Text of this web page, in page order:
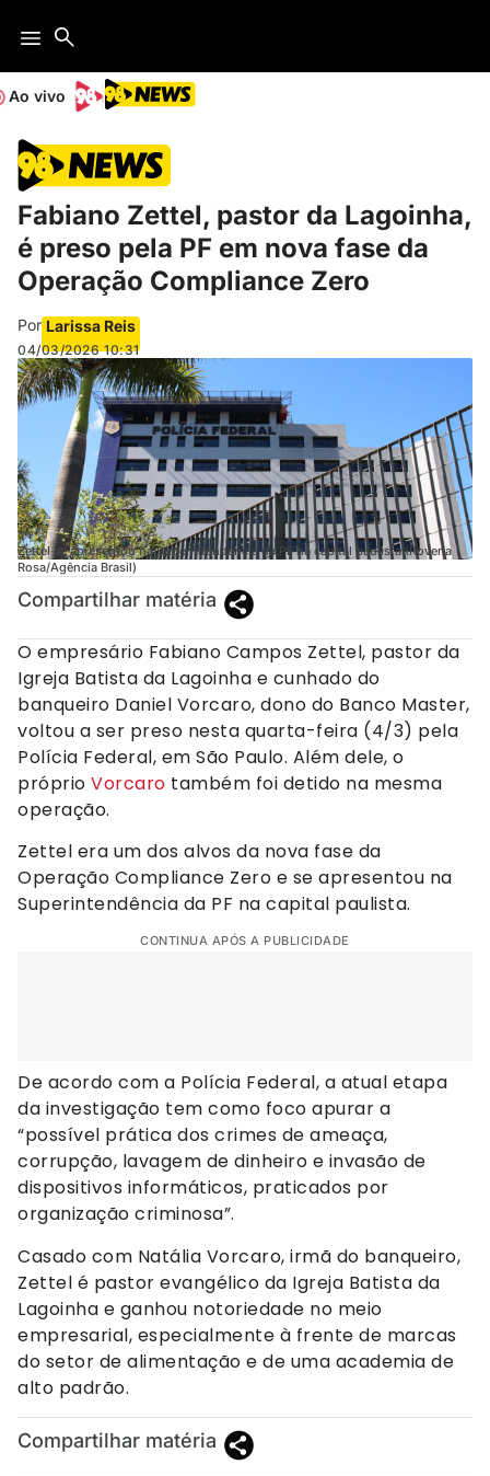
Ao vivo
Fabiano Zettel, pastor da Lagoinha,
é preso pela PF em nova fase da
Operação Compliance Zero
Por Larissa Reis
04/03/2026 10:31
Zettel se apresentou na Superintendência da PF na capital paulista (Rovena
Rosa/Agência Brasil)
Compartilhar matéria
O empresário Fabiano Campos Zettel, pastor da
Igreja Batista da Lagoinha e cunhado do
banqueiro Daniel Vorcaro, dono do Banco Master,
voltou a ser preso nesta quarta-feira (4/3) pela
Polícia Federal, em São Paulo. Além dele, o
próprio Vorcaro também foi detido na mesma
operação.
Zettel era um dos alvos da nova fase da
Operação Compliance Zero e se apresentou na
Superintendência da PF na capital paulista.
CONTINUA APÓS A PUBLICIDADE
De acordo com a Polícia Federal, a atual etapa
da investigação tem como foco apurar a
“possível prática dos crimes de ameaça,
corrupção, lavagem de dinheiro e invasão de
dispositivos informáticos, praticados por
organização criminosa”.
Casado com Natália Vorcaro, irmã do banqueiro,
Zettel é pastor evangélico da Igreja Batista da
Lagoinha e ganhou notoriedade no meio
empresarial, especialmente à frente de marcas
do setor de alimentação e de uma academia de
alto padrão.
Compartilhar matéria